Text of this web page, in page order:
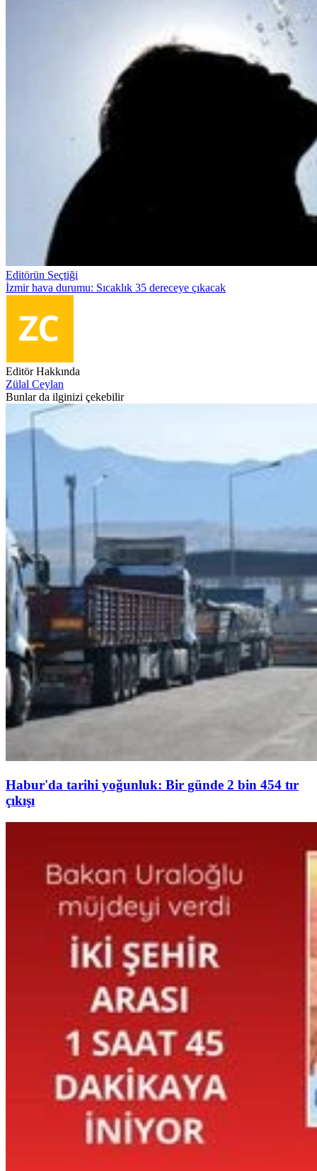
Editörün Seçtiği
İzmir hava durumu: Sıcaklık 35 dereceye çıkacak
Editör Hakkında
Zülal Ceylan
Bunlar da ilginizi çekebilir
Habur'da tarihi yoğunluk: Bir günde 2 bin 454 tır
çıkışı